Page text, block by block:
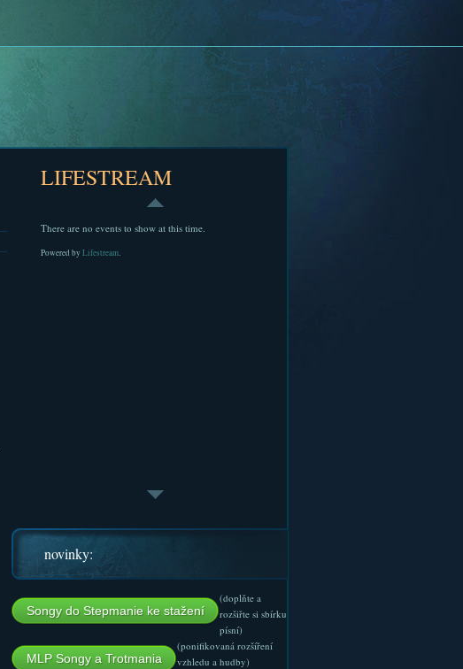
LIFESTREAM
There are no events to show at this time.
Powered by Lifestream.
novinky:
Songy do Stepmanie ke stažení
(doplňte a
rozšiřte si sbírku
písní)
MLP Songy a Trotmania
(ponifikovaná rozšíření
vzhledu a hudby)